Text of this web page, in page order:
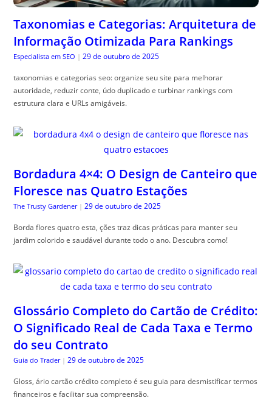
Taxonomias e Categorias: Arquitetura de
Informação Otimizada Para Rankings
Especialista em SEO | 29 de outubro de 2025
taxonomias e categorias seo: organize seu site para melhorar
autoridade, reduzir conte, údo duplicado e turbinar rankings com
estrutura clara e URLs amigáveis.
Bordadura 4×4: O Design de Canteiro que
Floresce nas Quatro Estações
The Trusty Gardener | 29 de outubro de 2025
Borda flores quatro esta, ções traz dicas práticas para manter seu
jardim colorido e saudável durante todo o ano. Descubra como!
Glossário Completo do Cartão de Crédito:
O Significado Real de Cada Taxa e Termo
do seu Contrato
Guia do Trader | 29 de outubro de 2025
Gloss, ário cartão crédito completo é seu guia para desmistificar termos
financeiros e facilitar sua compreensão.